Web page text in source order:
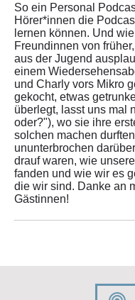
So ein Personal
Hörer*innen die
lernen können. Und
Freundinnen von
aus der Jugend
einem
und Charly vors Mikro
gekocht, etwas
überlegt, lasst uns mal
oder?"), wo sie ihre
solchen machen
ununterbrochen
drauf waren, wie
fanden und wie wir es
die wir sind. Danke an
Gästinnen!